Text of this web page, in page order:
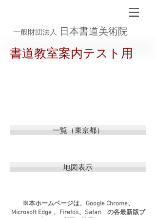
一般財団法人 日本書道美術院
書道教室案内テスト用
一覧（東京都）
地図表示
※本ホームページは、Google Chrome、
Microsoft Edge 、Firefox、Safari の各最新版ブ